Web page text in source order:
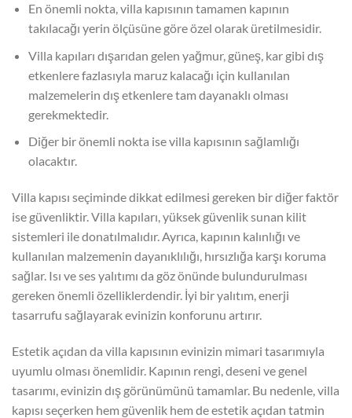
En önemli nokta, villa kapısının tamamen kapının
takılacağı yerin ölçüsüne göre özel olarak üretilmesidir.
Villa kapıları dışarıdan gelen yağmur, güneş, kar gibi dış
etkenlere fazlasıyla maruz kalacağı için kullanılan
malzemelerin dış etkenlere tam dayanaklı olması
gerekmektedir.
Diğer bir önemli nokta ise villa kapısının sağlamlığı
olacaktır.
Villa kapısı seçiminde dikkat edilmesi gereken bir diğer faktör
ise güvenliktir. Villa kapıları, yüksek güvenlik sunan kilit
sistemleri ile donatılmalıdır. Ayrıca, kapının kalınlığı ve
kullanılan malzemenin dayanıklılığı, hırsızlığa karşı koruma
sağlar. Isı ve ses yalıtımı da göz önünde bulundurulması
gereken önemli özelliklerdendir. İyi bir yalıtım, enerji
tasarrufu sağlayarak evinizin konforunu artırır.
Estetik açıdan da villa kapısının evinizin mimari tasarımıyla
uyumlu olması önemlidir. Kapının rengi, deseni ve genel
tasarımı, evinizin dış görünümünü tamamlar. Bu nedenle, villa
kapısı seçerken hem güvenlik hem de estetik açıdan tatmin